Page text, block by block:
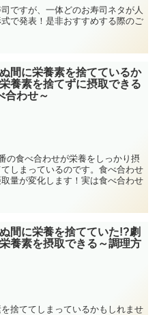
ですが、一体どのお寿司ネタが人
で発表！是非おすすめする際のご
間に栄養素を捨てているか
養素を捨てずに摂取できる
合わせ～
の食べ合わせが栄養をしっかり摂
しまっているのです。食べ合わせ
量が変化します！実は食べ合わせ
間に栄養を捨てていた!?劇
養素を摂取できる～調理方
捨ててしまっているかもしれませ